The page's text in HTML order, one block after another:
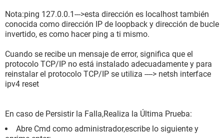
Nota:ping 127.0.0.1--->esta dirección es localhost también
conocida como dirección IP de loopback y dirección de bucle
invertido, es como hacer ping a ti mismo.
Cuando se recibe un mensaje de error, significa que el
protocolo TCP/IP no está instalado adecuadamente y para
reinstalar el protocolo TCP/IP se utiliza ----> netsh interface
ipv4 reset
En caso de Persistir la Falla,Realiza la Última Prueba:
Abre Cmd como administrador,escribe lo siguiente y